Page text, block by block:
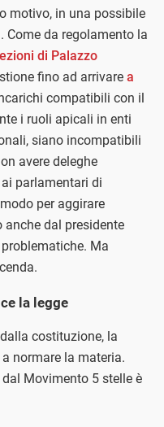
motivo, in una possibile
da regolamento la
di Palazzo
fino ad arrivare a
compatibili con il
i ruoli apicali in enti
siano incompatibili
avere deleghe
parlamentari di
per aggirare
anche dal presidente
Ma
la legge
costituzione, la
normare la materia.
Movimento 5 stelle è